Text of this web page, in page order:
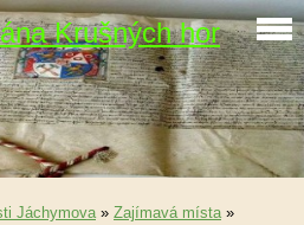
Krušných hor
Jáchymova» Zajímavá místa»